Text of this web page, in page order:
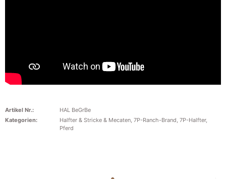
Artikel Nr.:
HAL BeGrBe
Kategorien:
Halfter & Stricke & Mecaten 7P-Ranch-Brand 7P-Halfter,
Pferd